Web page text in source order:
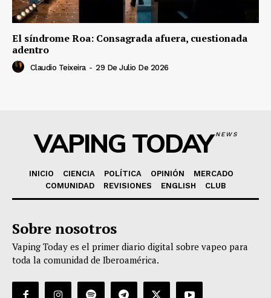
El síndrome Roa: Consagrada afuera, cuestionada
adentro
Claudio Teixeira - 29 De Julio De 2026
VAPING TODAYNEWS
INICIO CIENCIA POLÍTICA OPINIÓN
MERCADO
COMUNIDAD
REVISIONES ENGLISH CLUB
Sobre nosotros
Vaping Today es el primer diario digital sobre vapeo para
toda la comunidad de Iberoamérica.